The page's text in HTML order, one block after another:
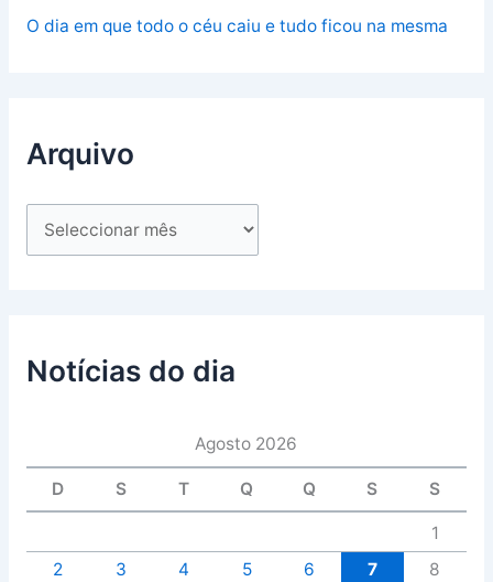
O dia em que todo o céu caiu e tudo ficou na mesma
Arquivo
Notícias do dia
Agosto 2026
D S T Q Q S S
1
2
3 4 5 6 7
8